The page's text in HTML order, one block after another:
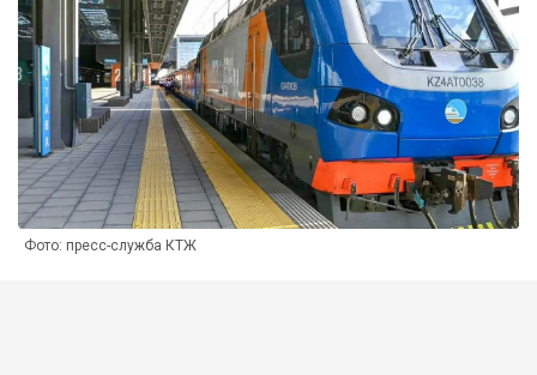
Фото: пресс-служба КТЖ